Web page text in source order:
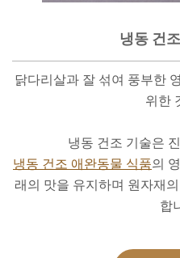
냉동 건
닭다리살과 잘 섞여 풍부한
위한
냉동 건조 기술은
냉동 건조 애완동물 식품의
래의 맛을 유지하며 원자재
합